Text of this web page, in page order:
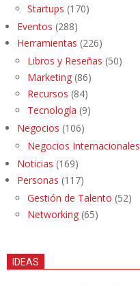
Startups (170)
Eventos (288)
Herramientas (226)
Libros y Reseñas (50)
Marketing (86)
Recursos (84)
Tecnología (9)
Negocios (106)
Negocios Internacionales
Noticias (169)
Personas (117)
Gestión de Talento (52)
Networking (65)
IDEAS